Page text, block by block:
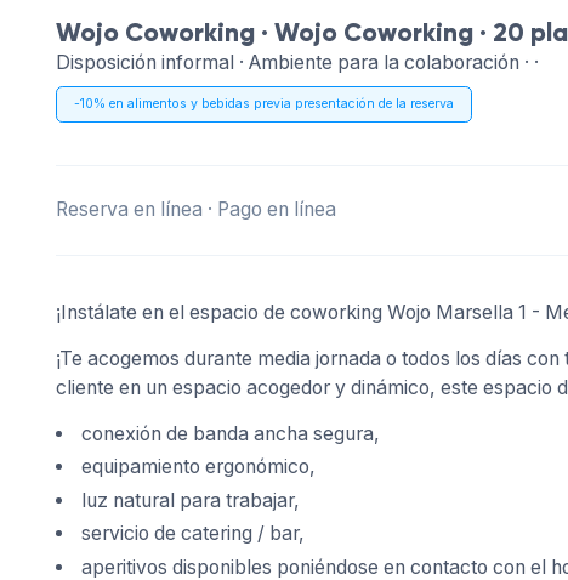
Wojo Coworking · Wojo Coworking· 20
Disposición informal · Ambiente para la colaboración · ·
-10% en alimentos y bebidas previa presentación de la reserva
Reserva en línea · Pago en línea
¡Instálate en el espacio de coworking Wojo Marsella 1 -
¡Te acogemos durante media jornada o todos los días
cliente en un espacio acogedor y dinámico, este espacio
conexión de banda ancha segura,
equipamiento ergonómico,
luz natural para trabajar,
servicio de catering / bar,
aperitivos disponibles poniéndose en contacto con el